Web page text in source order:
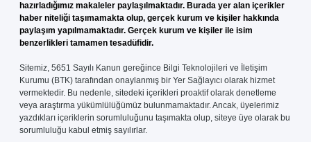
hazırladığımız makaleler paylaşılmaktadır. Burada yer alan içerikler
haber niteliği taşımamakta olup, gerçek kurum ve kişiler hakkında
paylaşım yapılmamaktadır. Gerçek kurum ve kişiler ile isim
benzerlikleri tamamen tesadüfidir.
Sitemiz, 5651 Sayılı Kanun gereğince Bilgi Teknolojileri ve İletişim
Kurumu (BTK) tarafından onaylanmış bir Yer Sağlayıcı olarak hizmet
vermektedir. Bu nedenle, sitedeki içerikleri proaktif olarak denetleme
veya araştırma yükümlülüğümüz bulunmamaktadır. Ancak, üyelerimiz
yazdıkları içeriklerin sorumluluğunu taşımakta olup, siteye üye olarak bu
sorumluluğu kabul etmiş sayılırlar.